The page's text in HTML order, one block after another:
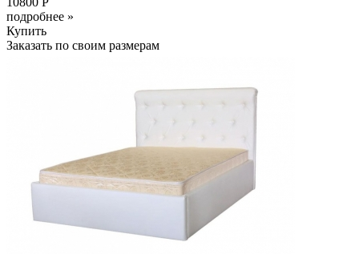
подробнее »
Купить
Заказать по своим размерам